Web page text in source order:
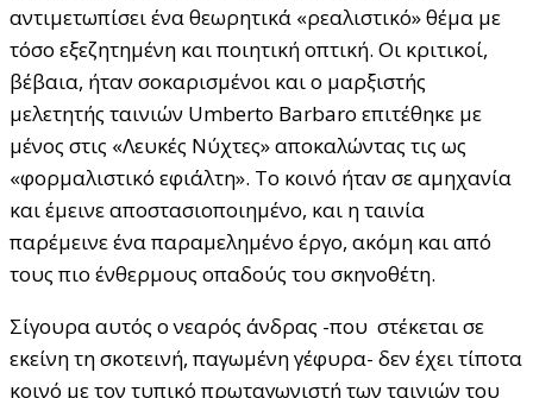
αντιμετωπίσει ένα θεωρητικά «ρεαλιστικό» θέμα με
τόσο εξεζητημένη και ποιητική οπτική. Οι κριτικοί,
βέβαια, ήταν σοκαρισμένοι και ο μαρξιστής
μελετητής ταινιών Umberto Barbaro επιτέθηκε με
μένος στις «Λευκές Νύχτες» αποκαλώντας τις ως
«φορμαλιστικό εφιάλτη». Το κοινό ήταν σε αμηχανία
και έμεινε αποστασιοποιημένο, και η ταινία
παρέμεινε ένα παραμελημένο έργο, ακόμη και από
τους πιο ένθερμους οπαδούς του σκηνοθέτη.
Σίγουρα αυτός ο νεαρός άνδρας -που στέκεται σε
εκείνη τη σκοτεινή, παγωμένη γέφυρα- δεν έχει τίποτα
κοινό με τον τυπικό πρωταγωνιστή των ταινιών του